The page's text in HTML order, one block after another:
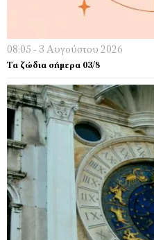
08:05 - 3 Αυγούστου 2026
Τα ζώδια σήμερα 03/8